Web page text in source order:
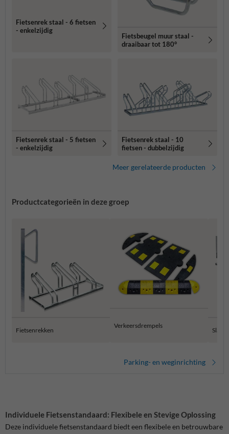
Fietsenrek staal - 6 fietsen
- enkelzijdig
Fietsbeugel muur staal -
draaibaar tot 180°
Fietsenrek staal - 5 fietsen
- enkelzijdig
Fietsenrek staal - 10
fietsen - dubbelzijdig
Meer gerelateerde producten
Productcategorieën in deze groep
Fietsenrekken
Verkeersdrempels
Parking- en weginrichting
Individuele Fietsenstandaard: Flexibele en Stevige Oplossing
Deze individuele fietsenstandaard biedt een flexibele en betrouwbare